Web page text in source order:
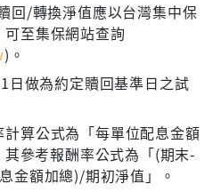
回/轉換淨值應以台灣集中保
至集保網站查詢
)。
日做為約定贖回基準日之試
算公式為「每單位配息金額
參考報酬率公式為「(期末-
金額加總)/期初淨值」。